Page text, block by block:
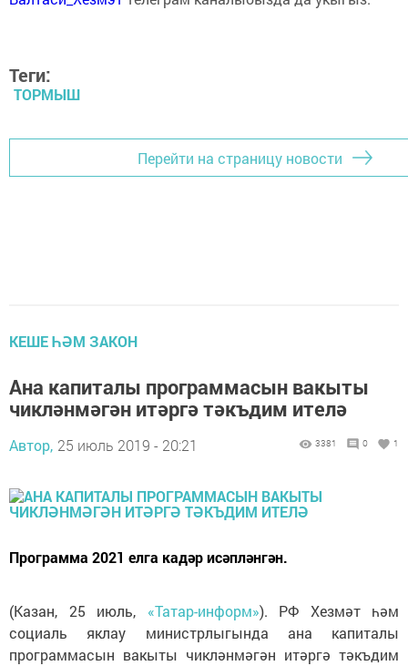
Теги:
ТОРМЫШ
Перейти на страницу новости
КЕШЕ ҺӘМ ЗАКОН
Ана капиталы программасын вакыты
чикләнмәгән итәргә тәкъдим ителә
Автор, 25 июль 2019 - 20:21 3381 0 1
Программа 2021 елга кадәр исәпләнгән.
(Казан, 25 июль, «Татар-информ»). РФ Хезмәт һәм
социаль яклау министрлыгында ана капиталы
программасын вакыты чикләнмәгән итәргә тәкъдим